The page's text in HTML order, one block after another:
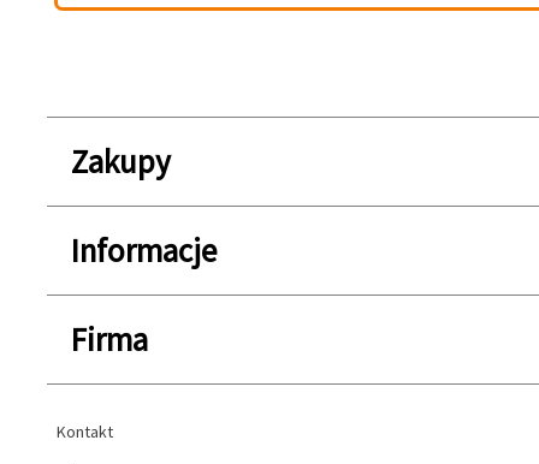
Zakupy
Informacje
Firma
Kontakt
Kontakt